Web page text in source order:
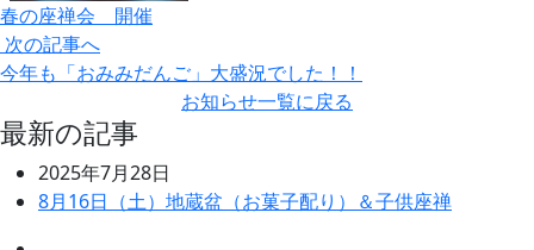
春の座禅会 開催
次の記事へ
今年も「おみみだんご」大盛況でした！！
お知らせ一覧に戻る
最新の記事
2025年7月28日
8月16日（土）地蔵盆（お菓子配り）＆子供座禅